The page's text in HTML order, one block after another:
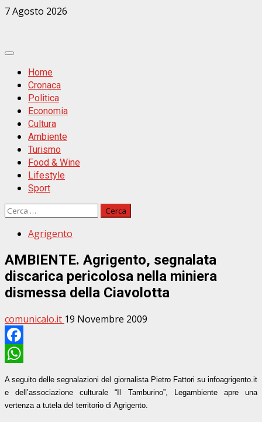
Zum
7 Agosto 2026
Primäres
MenüHome
Cronaca
Politica
Economia
Cultura
Ambiente
Turismo
Food & Wine
Lifestyle
Sport
Ricerca
Agrigento
AMBIENTE. Agrigento, segnalata
discarica pericolosa nella miniera
dismessa della Ciavolotta
comunicalo.it 19 Novembre 2009
Facebook
A seguito delle segnalazioni del giornalista Pietro Fattori su infoagrigento.it
e dell’associazione culturale “Il Tamburino”, Legambiente apre una
vertenza a tutela del territorio di Agrigento.